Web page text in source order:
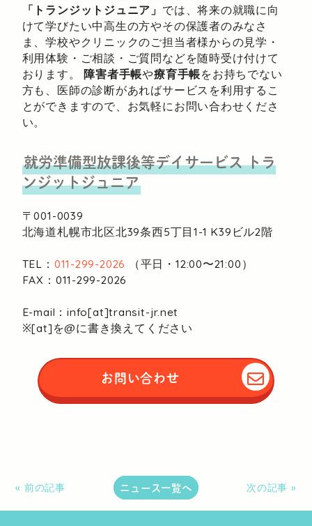
「トランジットジュニア」 では、将来の就職に向
けて学びたい中高生の方やその保護者のみなさ
ま、学校やクリニックのご担当者様からの見学・
利用体験・ご相談・ご質問などを随時受け付けて
おります。障害者手帳や療育手帳をお持ちでない
方も、医師の診断があればサービスを利用するこ
とができますので、お気軽にお問い合わせくださ
い。
就労準備型放課後等デイサービストラ
ンジットジュニア
〒001-0039
北海道札幌市北区北39条西5丁目1-1 K39ビル2階
TEL： 011-299-2026
（平日・12:00〜21:00）
FAX：011-299-2026
E-mail：info[at]transit-jr.net
※[at]を@に書き換えてください
お問い合わせ
« 前の記事 ニュース一覧へ 次の記事 »